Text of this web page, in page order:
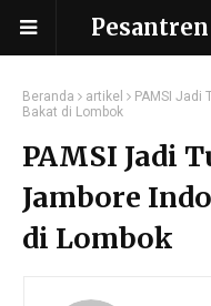
Beranda artikel
PAMSI Jadi
Bakat di Lombok
PAMSI Jadi
Jambore
di Lombok